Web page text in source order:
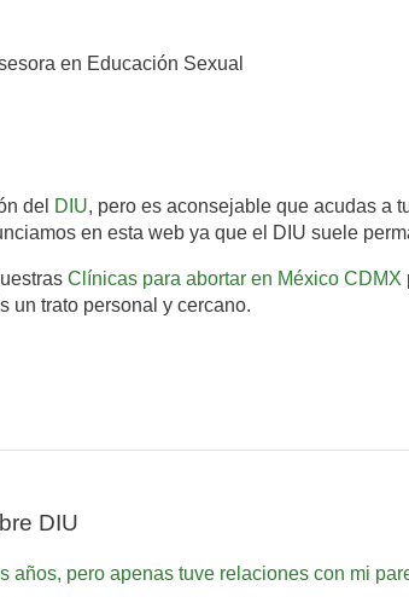
en Educación Sexual
del DIU, pero es aconsejable que acudas a
en esta web ya que el DIU suele
Clínicas para abortar en México CDMX
un trato personal y cercano.
DIU
años, pero apenas tuve relaciones con mi